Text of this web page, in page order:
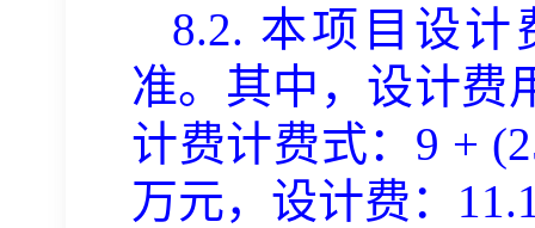
8.2. 本项目设计
准。其中，设计费
计费计费式：9 +
万元，设计费：